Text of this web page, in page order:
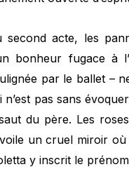
second acte, les
bonheur fugace à
par le ballet –
n’est pas sans évoquer
du père. Les
un cruel miroir où
y inscrit le